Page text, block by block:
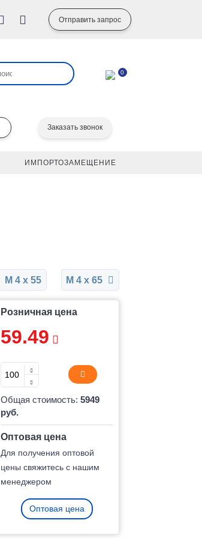
Отправить запрос
0
Заказать звонок
ИМПОРТОЗАМЕЩЕНИЕ
М 4 x 55 М 4 x 65
Розничная цена
59.49
Общая стоимость: 5949
руб.
Оптовая цена
Для получения оптовой
цены свяжитесь с нашим
менеджером
Оптовая цена